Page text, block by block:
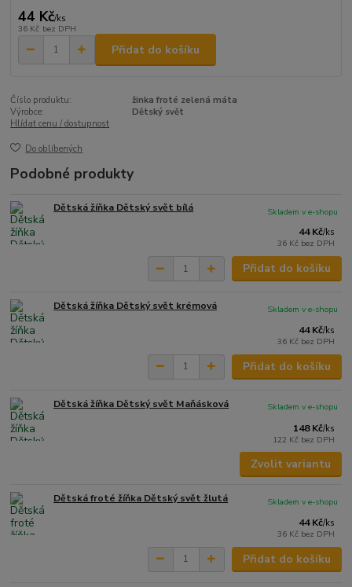
44 Kč/ks
36 Kč bez DPH
Přidat do košíku
Číslo produktu:
žinka froté zelená máta
Výrobce:
Dětský svět
Hlídat cenu / dostupnost
Do oblíbených
Podobné produkty
Dětská žíňka Dětský svět bílá
44 Kč/ks
36 Kč bez DPH
Skladem v e-shopu
Přidat do košíku
Dětská žíňka Dětský svět krémová
44 Kč/ks
36 Kč bez DPH
Skladem v e-shopu
Přidat do košíku
Dětská žíňka Dětský svět Maňásková
148 Kč/ks
122 Kč bez DPH
Skladem v e-shopu
Zvolit variantu
Dětská froté žíňka Dětský svět žlutá
44 Kč/ks
36 Kč bez DPH
Skladem v e-shopu
Přidat do košíku